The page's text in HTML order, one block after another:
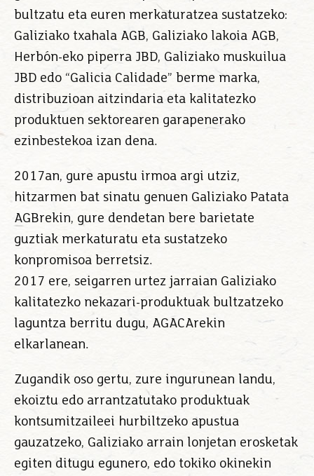
bultzatu eta euren merkaturatzea sustatzeko:
Galiziako txahala AGB, Galiziako lakoia AGB,
Herbón-eko piperra JBD, Galiziako muskuilua
JBD edo “Galicia Calidade” berme marka,
distribuzioan aitzindaria eta kalitatezko
produktuen sektorearen garapenerako
ezinbestekoa izan dena.
2017an, gure apustu irmoa argi utziz,
hitzarmen bat sinatu genuen Galiziako Patata
AGBrekin, gure dendetan bere barietate
guztiak merkaturatu eta sustatzeko
konpromisoa berretsiz.
2017 ere, seigarren urtez jarraian Galiziako
kalitatezko nekazari-produktuak bultzatzeko
laguntza berritu dugu, AGACArekin
elkarlanean.
Zugandik oso gertu, zure ingurunean landu,
ekoiztu edo arrantzatutako produktuak
kontsumitzaileei hurbiltzeko apustua
gauzatzeko, Galiziako arrain lonjetan erosketak
egiten ditugu egunero, edo tokiko okinekin